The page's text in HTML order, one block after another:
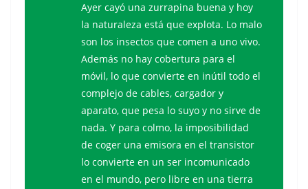
Ayer cayó una zurrapina buena y hoy
la naturaleza está que explota. Lo malo
son los insectos que comen a uno vivo.
Además no hay cobertura para el
móvil, lo que convierte en inútil todo el
complejo de cables, cargador y
aparato, que pesa lo suyo y no sirve de
nada. Y para colmo, la imposibilidad
de coger una emisora en el transistor
lo convierte en un ser incomunicado
en el mundo, pero libre en una tierra